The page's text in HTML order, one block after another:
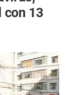
con 13